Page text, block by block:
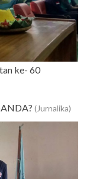
ke- 60
(Jurnalika)